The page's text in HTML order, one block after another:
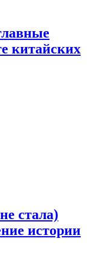
китайских
стала)
истории